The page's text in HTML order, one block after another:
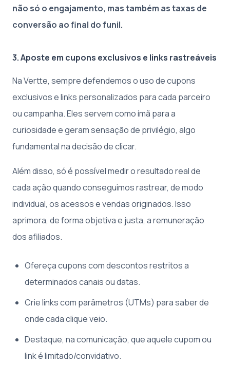
não só o engajamento, mas também as taxas de
conversão ao final do funil.
3. Aposte em cupons exclusivos e links rastreáveis
Na Vertte, sempre defendemos o uso de cupons
exclusivos e links personalizados para cada parceiro
ou campanha. Eles servem como ímã para a
curiosidade e geram sensação de privilégio, algo
fundamental na decisão de clicar.
Além disso, só é possível medir o resultado real de
cada ação quando conseguimos rastrear, de modo
individual, os acessos e vendas originados. Isso
aprimora, de forma objetiva e justa, a remuneração
dos afiliados.
Ofereça cupons com descontos restritos a
determinados canais ou datas.
Crie links com parâmetros (UTMs) para saber de
onde cada clique veio.
Destaque, na comunicação, que aquele cupom ou
link é limitado/convidativo.